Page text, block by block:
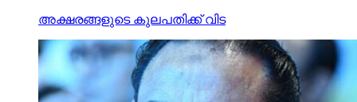
അക്ഷരങ്ങളുടെ കുലപതിക്ക് വിട